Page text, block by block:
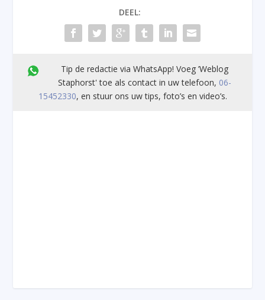
DEEL:
Tip de redactie via WhatsApp! Voeg ’Weblog
Staphorst' toe als contact in uw telefoon, 06-
15452330, en stuur ons uw tips, foto’s en video’s.